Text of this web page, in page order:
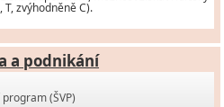
T, zvýhodněně C).
a podnikání
(ŠVP)